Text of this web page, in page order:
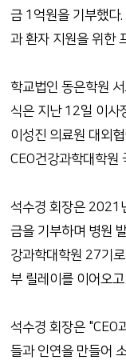
금 1억원을 기부했다
과 환자 지원을 위한
학교법인 동은학원
식은 지난 12일 이사
이성진 의료원 대외
CEO건강과학대학원
석수경 회장은 2021
금을 기부하며 병원
강과학대학원 27기
부 릴레이를 이어오고
석수경 회장은 "CEO
들과 인연을 만들어